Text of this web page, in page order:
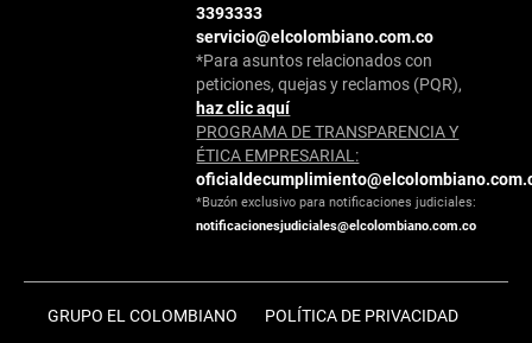
3393333
servicio@elcolombiano.com.co
*Para asuntos relacionados con
peticiones, quejas y reclamos (PQR),
haz clic aquí
PROGRAMA DE TRANSPARENCIA Y
ÉTICA EMPRESARIAL:
*Buzón exclusivo para notificaciones judiciales:
notificacionesjudiciales@elcolombiano.com.co
GRUPO EL COLOMBIANO POLÍTICA DE PRIVACIDAD